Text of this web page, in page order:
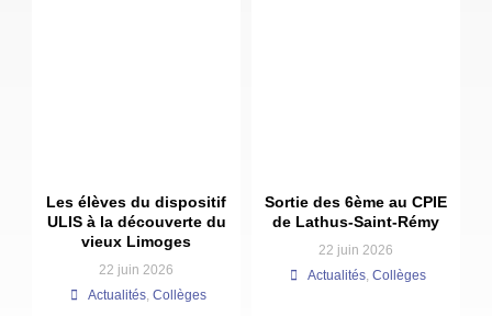
Les élèves du dispositif
ULIS à la découverte du
vieux Limoges
22 juin 2026
Actualités Collèges
Sortie des 6ème au CPIE
de Lathus-Saint-Rémy
22 juin 2026
Actualités Collèges